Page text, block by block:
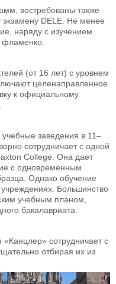
востребованы также
экзамену DELE. Не менее
наряду с изучением
фламенко.
(от 16 лет) с уровнем
целенаправленное
к официальному
заведения в 11–
сотрудничает с одной
College. Она дает
с одновременным
Однако обучение
Большинство
учебным планом,
бакалавриата.
сотрудничает с
отбирая их из